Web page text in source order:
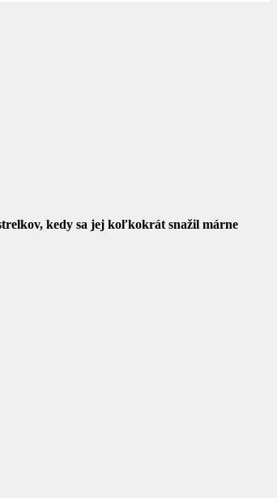
kedy sa jej koľkokrát snažil márne